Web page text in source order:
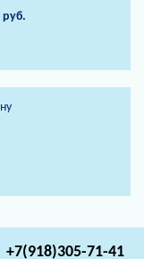
руб.
+7(918)305-71-41